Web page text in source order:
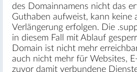
des Domainnamens nicht das
Guthaben aufweist, kann keine
Verlängerung erfolgen. Die
in diesem Fall mit Ablauf
Domain ist nicht mehr
auch nicht mehr für Websites,
zuvor damit verbundene